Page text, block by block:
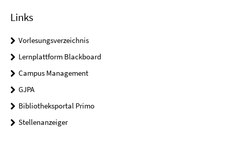
Links
Vorlesungsverzeichnis
Lernplattform Blackboard
Campus Management
GJPA
Bibliotheksportal Primo
Stellenanzeiger